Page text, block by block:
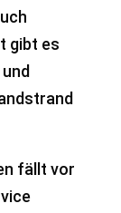
gibt es
fällt vor